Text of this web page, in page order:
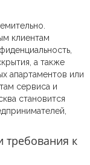
клиентам
а также
апартаментов или
сервиса и
становится
требования к